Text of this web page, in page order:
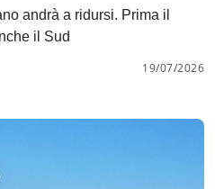
andrà a ridursi. Prima il
il Sud
19/07/2026